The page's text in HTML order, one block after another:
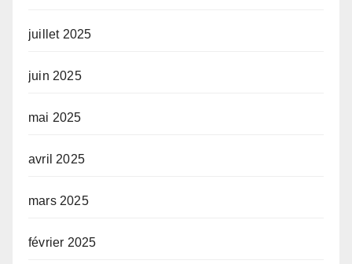
juillet 2025
juin 2025
mai 2025
avril 2025
mars 2025
février 2025